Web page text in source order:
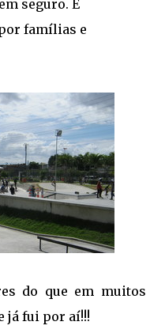
seguro. É
famílias e
do que em muitos
já fui por aí!!!